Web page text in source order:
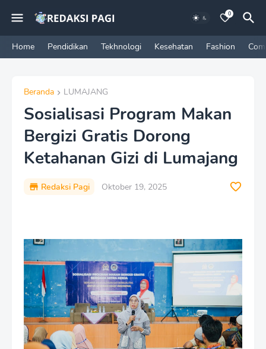
0
Home Pendidikan Tekhnologi Kesehatan Fashion
Beranda LUMAJANG
Sosialisasi Program Makan
Bergizi Gratis Dorong
Ketahanan Gizi di Lumajang
Redaksi Pagi Oktober 19, 2025
i
u
m
B
y
R
a
u
s